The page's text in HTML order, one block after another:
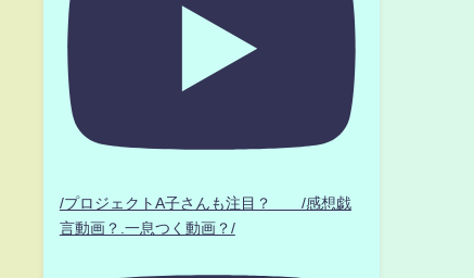
/プロジェクトA子さんも注目？ /感想戯
言動画？.一息つく動画？/